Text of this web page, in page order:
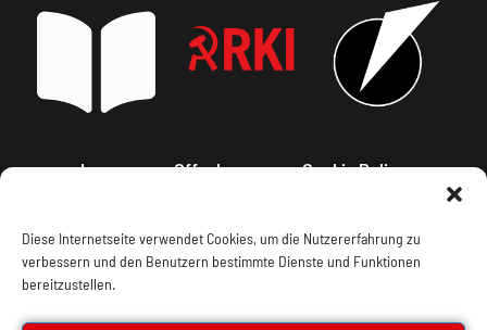
Diese Internetseite verwendet Cookies, um die Nutzererfahrung zu
verbessern und den Benutzern bestimmte Dienste und Funktionen
bereitzustellen.
Impressum, Offenlegung Cookie Policy
Datenschutz Kontakt